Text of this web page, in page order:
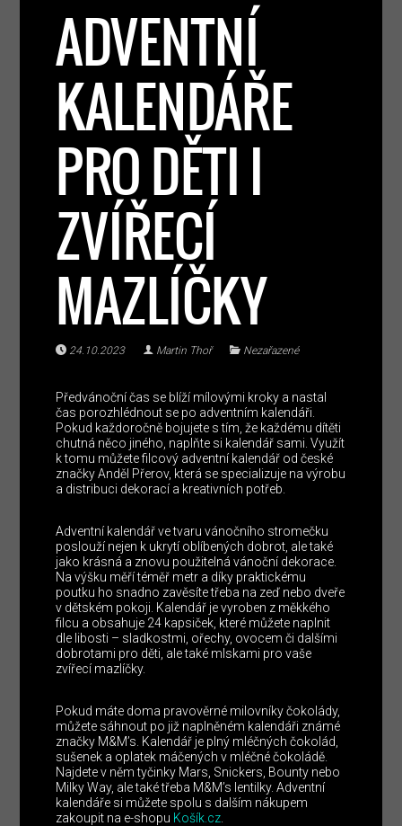
ADVENTNÍ
KALENDÁŘE
PRO DĚTI I
ZVÍŘECÍ
MAZLÍČKY
24.10.2023 Martin Thoř Nezařazené
Předvánoční čas se blíží mílovými kroky a nastal
čas porozhlédnout se po adventním kalendáři.
Pokud každoročně bojujete s tím, že každému dítěti
chutná něco jiného, naplňte si kalendář sami. Využít
k tomu můžete filcový adventní kalendář od české
značky Anděl Přerov, která se specializuje na výrobu
a distribuci dekorací a kreativních potřeb.
Adventní kalendář ve tvaru vánočního stromečku
poslouží nejen k ukrytí oblíbených dobrot, ale také
jako krásná a znovu použitelná vánoční dekorace.
Na výšku měří téměř metr a díky praktickému
poutku ho snadno zavěsíte třeba na zeď nebo dveře
v dětském pokoji. Kalendář je vyroben z měkkého
filcu a obsahuje 24 kapsiček, které můžete naplnit
dle libosti – sladkostmi, ořechy, ovocem či dalšími
dobrotami pro děti, ale také mlskami pro vaše
zvířecí mazlíčky.
Pokud máte doma pravověrné milovníky čokolády,
můžete sáhnout po již naplněném kalendáři známé
značky M&M’s. Kalendář je plný mléčných čokolád,
sušenek a oplatek máčených v mléčné čokoládě.
Najdete v něm tyčinky Mars, Snickers, Bounty nebo
Milky Way, ale také třeba M&M’s lentilky. Adventní
kalendáře si můžete spolu s dalším nákupem
zakoupit na e-shopu Košík.cz